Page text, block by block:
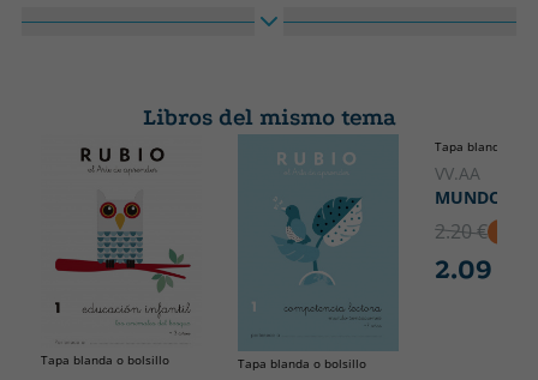
Colección
Libros del mismo tema
Tapa blanda o bolsillo Tapa blanda o bolsillo
Tapa blanda o
VV.AA
MUNDO
2.20 €
2.09 €